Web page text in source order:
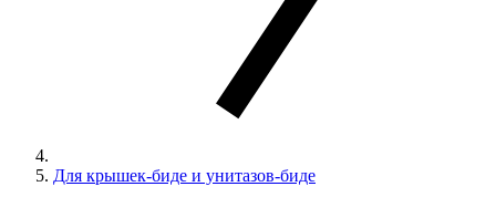
Для крышек-биде и унитазов-биде